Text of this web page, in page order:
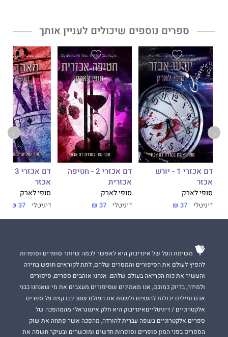
ספרים נוספים שיכולים לעניין אותך
דם אכזרי 1 - יורש
אכזר
סופי לארק
דיגיטלי 37 ₪
דם אכזרי 2 - חטיפה
אכזרית
סופי לארק
דיגיטלי 37 ₪
אכזר
סופי לארק
דיגיטלי 37 ₪
משימת העל של אינדיבוק היא לאפשר לכמה שיותר סופרים וסופרות
להפיץ לעולם את הסיפורים והמסרים שלהם, לתת לקוראים חופש בחירה
והעשיר את כוח הקריאה בעולם שלהם. אנחנו אוהבים ספרים, סיפורים
ולמידה, בדיוק כמוכם, אנו מאמינים שסיפורים מעצבים את מי שאנחנו כבני
אדם ומילים יכולות להעצים ולשנות את העולם שסביבנו.קצת על ספרים
אלקטרוניים / דיגיטלייםאינדיבוק היא חלק אינטגראלי מהמהפכה של
ספרים אלקטרוניים בשפה עברית להורדה, מהפכה אשר פתחה את שוק
הספרים בפני המון סופרים וסופרות חדשים ומוכשרים ובעיקר חשפה את